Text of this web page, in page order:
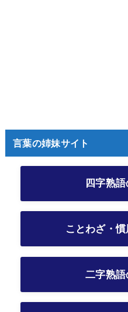
言葉の姉妹サイト
四字熟
ことわざ・
二字熟